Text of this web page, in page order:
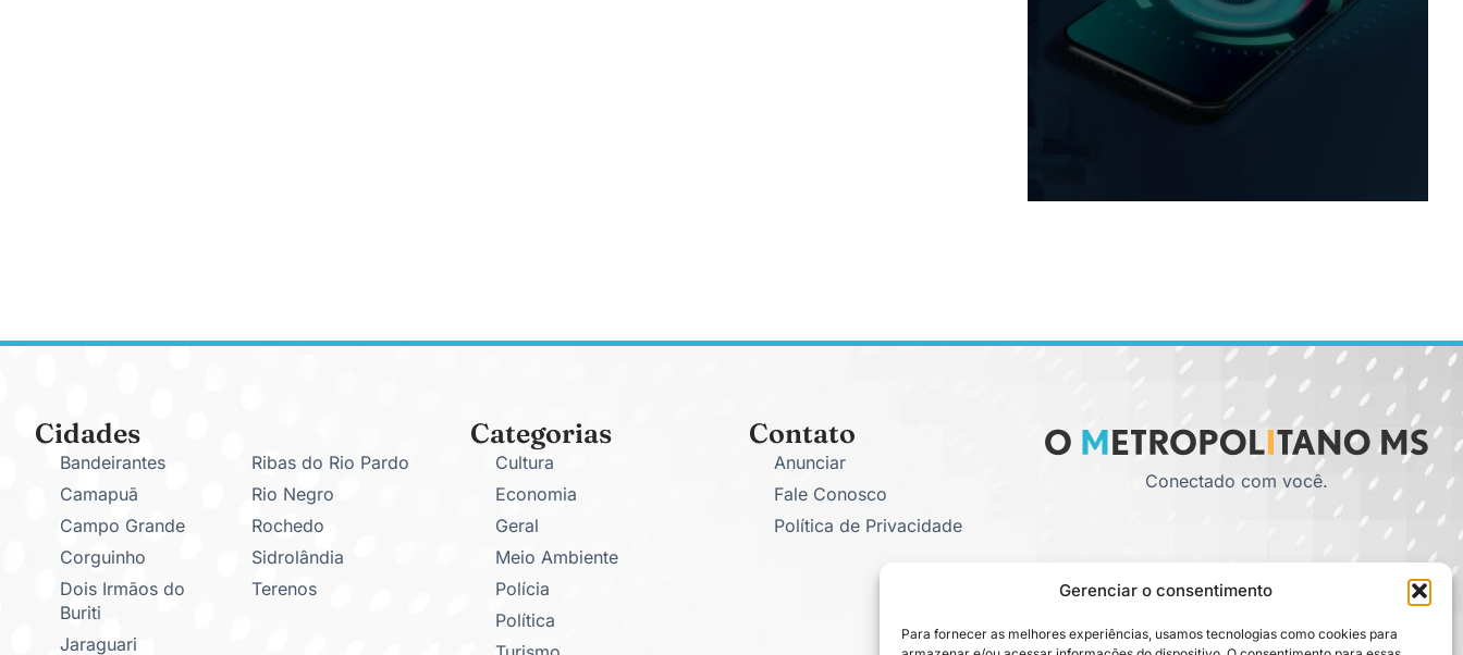
Gerenciar o consentimento
Para fornecer as melhores experiências, usamos tecnologias como cookies para
Cidades
Bandeirantes
Camapuã
Campo Grande
Corguinho
Dois Irmãos do
Buriti
Jaraguari
Ribas do Rio Pardo
Rio Negro
Rochedo
Sidrolândia
Terenos
Categorias
Cultura
Economia
Geral
Meio Ambiente
Polícia
Política
Contato
Anunciar
Fale Conosco
Política de Privacidade
Conectado com você.